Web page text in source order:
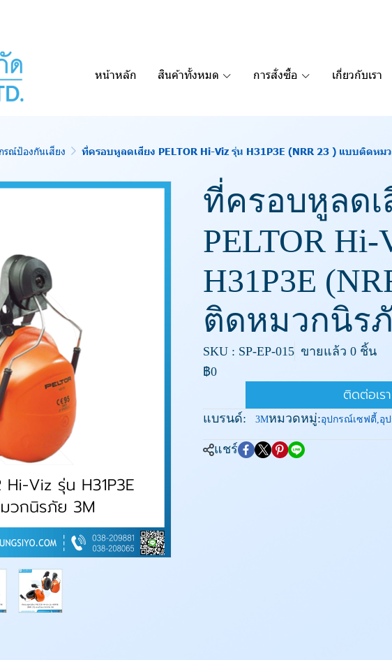
หน้าหลัก สินค้าทั้งหมด การสั่งซื้อ เกี่ยวกับเรา
รณ์ป้องกันเสียง ที่ครอบหูลดเสียง PELTOR Hi-Viz รุ่น H31P3E (NRR 23 ) แบบติดหม
ที่ครอบหูลดเ
PELTOR
H31P3E
ติดหมวกนิร
SKU : SP-EP-015 ขายแล้ว 0 ชิ้น
฿0
ติดต่อเรา
แบรนด์: 3Mหมวดหมู่:อุปกรณ์เซฟตี้,อุ
แชร์